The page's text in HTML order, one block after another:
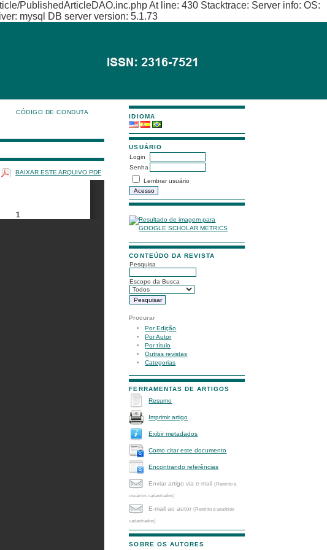
PublishedArticleDAO.inc.php At line: 430 Stacktrace: Server info: OS:
mysql DB server version: 5.1.73
IDIOMA
USUÁRIO
Login
Senha
Lembrar usuário
CONTEÚDO DA REVISTA
Pesquisa
Escopo da Busca
Procurar
Por Edição
Por Autor
Por título
Outras revistas
Categorias
FERRAMENTAS DE ARTIGOS
Resumo
Imprimir artigo
Exibir metadados
Como citar este documento
Encontrando referências
Enviar artigo via e-mail(Restrito a
usuários cadastrados)
E-mail ao autor(Restrito a usuários
cadastrados)
SOBRE OS AUTORES
CÓDIGO DE CONDUTA
BAIXAR ESTE ARQUIVO PDF